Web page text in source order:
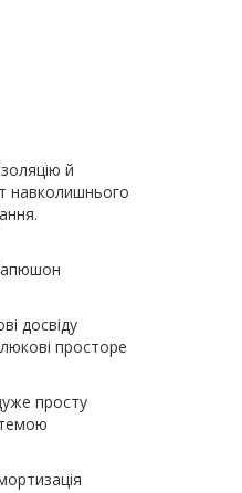
й
навколишнього
досвіду
просторе
просту